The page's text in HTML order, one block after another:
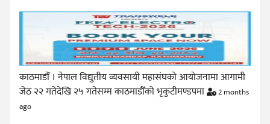
काठमाडौँ । नेपाल विद्युतीय व्यवसायी महासंघको आयोजनामा आगामी
जेठ २२ गतेदेखि २५ गतेसम्म काठमाडौँको भृकुटीमण्डपमा
2 months
ago